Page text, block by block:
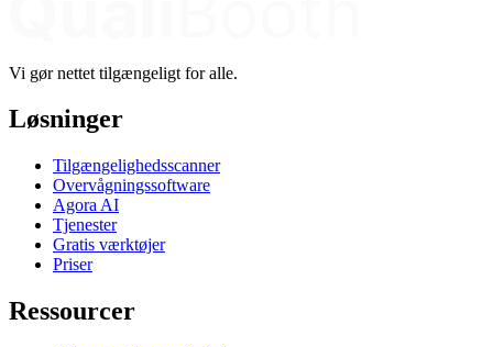
Vi gør nettet tilgængeligt for alle.
Løsninger
Tilgængelighedsscanner
Overvågningssoftware
Agora AI
Tjenester
Gratis værktøjer
Priser
Ressourcer